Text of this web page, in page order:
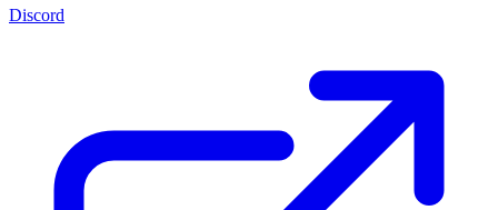
Discord